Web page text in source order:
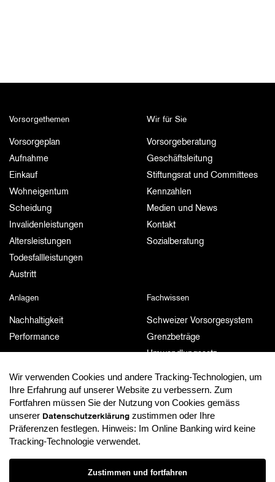
Vorsorgethemen
Vorsorgeplan
Aufnahme
Einkauf
Wohneigentum
Scheidung
Invalidenleistungen
Altersleistungen
Todesfallleistungen
Austritt
Wir für Sie
Vorsorgeberatung
Geschäftsleitung
Stiftungsrat und Committees
Kennzahlen
Medien und News
Kontakt
Sozialberatung
Anlagen
Nachhaltigkeit
Performance
Fachwissen
Schweizer Vorsorgesystem
Grenzbeträge
Umwandlungssatz
Dokumente und Publikationen
Dokumente und Publikationen
MyPension
MyPension
Datenschutzerklärung
Wir verwenden Cookies und andere Tracking-Technologien, um
Ihre Erfahrung auf unserer Website zu verbessern. Zum
Fortfahren müssen Sie der Nutzung von Cookies gemäss
unserer Datenschutzerklärung zustimmen oder Ihre
Präferenzen festlegen. Hinweis: Im Online Banking wird keine
Tracking-Technologie verwendet.
Zustimmen und fortfahren